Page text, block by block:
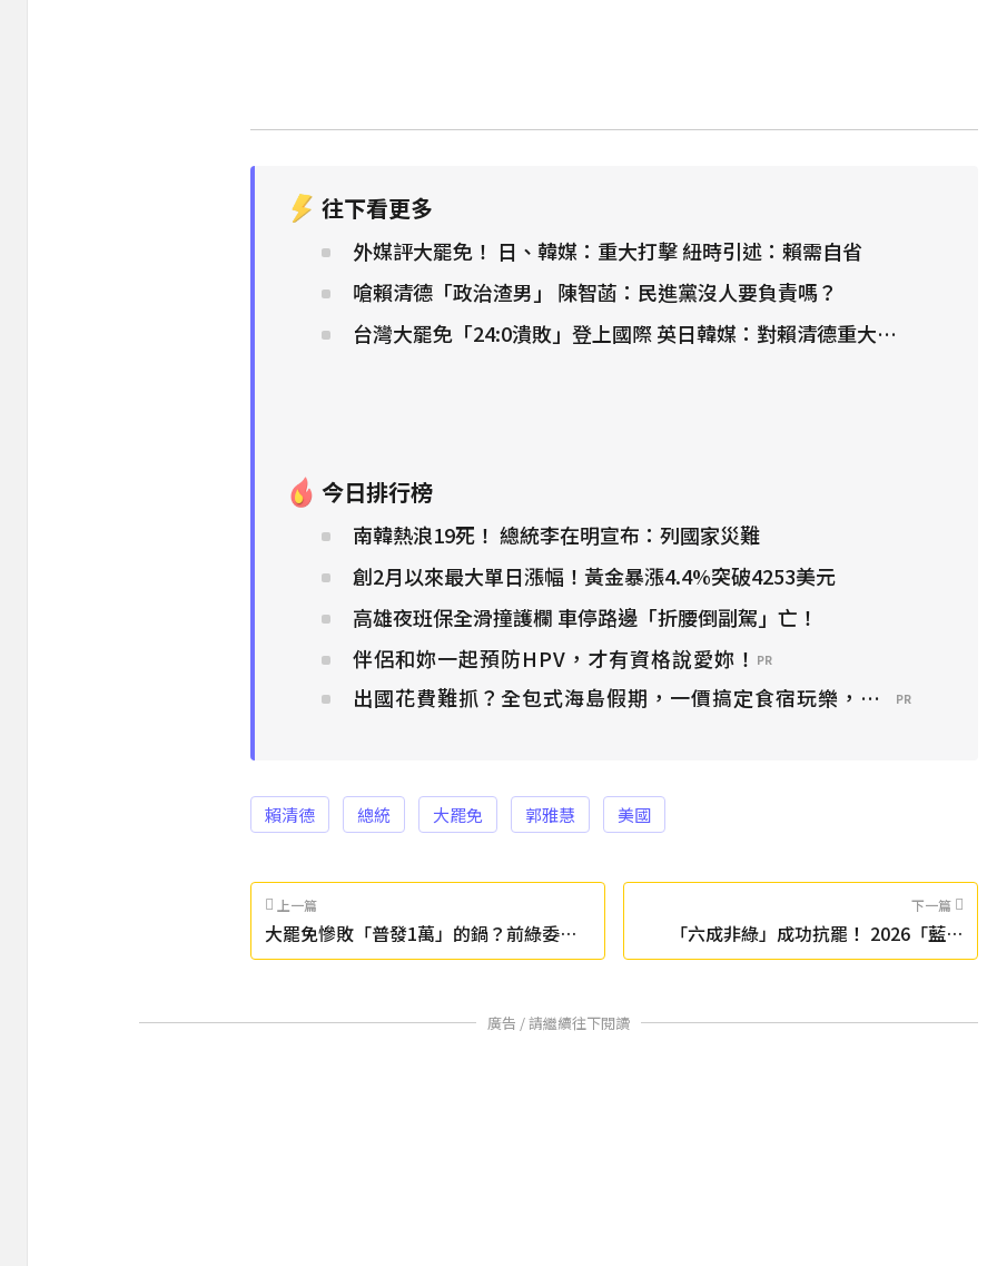
往下看更多
外媒評大罷免！ 日、韓媒：重大打擊 紐時引述：賴需自省
嗆賴清德「政治渣男」 陳智菡：民進黨沒人要負責嗎？
台灣大罷免「24:0潰敗」登上國際 英日韓媒：對賴清德重大打擊
今日排行榜
南韓熱浪19死！ 總統李在明宣布：列國家災難
創2月以來最大單日漲幅！黃金暴漲4.4%突破4253美元
高雄夜班保全滑撞護欄 車停路邊「折腰倒副駕」亡！
伴侶和妳一起預防HPV，才有資格說愛妳！ PR
出國花費難抓？全包式海島假期，一價搞定食宿玩樂，省錢更省心！
PR
賴清德 總統 大罷免 郭雅慧 美國
上一篇
大罷免慘敗「普發1萬」的鍋？前綠委突
喊：發5萬並排富
下一篇
「六成非綠」成功抗罷！ 2026「藍白
合」如何延續受關注
廣告 / 請繼續往下閱讀